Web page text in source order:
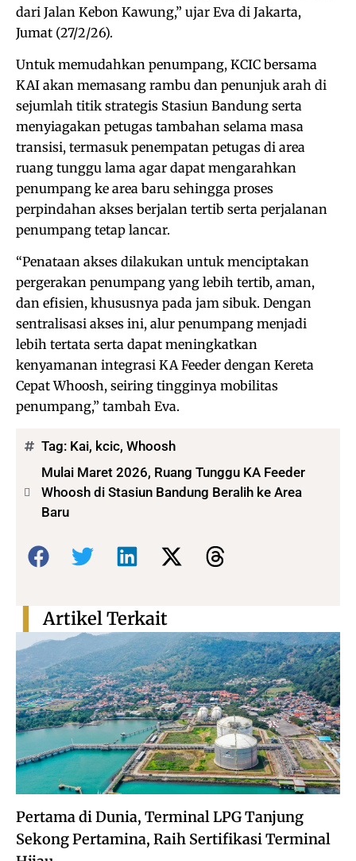
dari Jalan Kebon Kawung,” ujar Eva di Jakarta,
Jumat (27/2/26).
Untuk memudahkan penumpang, KCIC bersama
KAI akan memasang rambu dan penunjuk arah di
sejumlah titik strategis Stasiun Bandung serta
menyiagakan petugas tambahan selama masa
transisi, termasuk penempatan petugas di area
ruang tunggu lama agar dapat mengarahkan
penumpang ke area baru sehingga proses
perpindahan akses berjalan tertib serta perjalanan
penumpang tetap lancar.
“Penataan akses dilakukan untuk menciptakan
pergerakan penumpang yang lebih tertib, aman,
dan efisien, khususnya pada jam sibuk. Dengan
sentralisasi akses ini, alur penumpang menjadi
lebih tertata serta dapat meningkatkan
kenyamanan integrasi KA Feeder dengan Kereta
Cepat Whoosh, seiring tingginya mobilitas
penumpang,” tambah Eva.
Tag: Kai, kcic, Whoosh
Mulai Maret 2026, Ruang Tunggu KA Feeder
Whoosh di Stasiun Bandung Beralih ke Area
Baru
Bagikan:
Pertama di Dunia, Terminal LPG Tanjung
Sekong Pertamina, Raih Sertifikasi Terminal
Artikel Terkait